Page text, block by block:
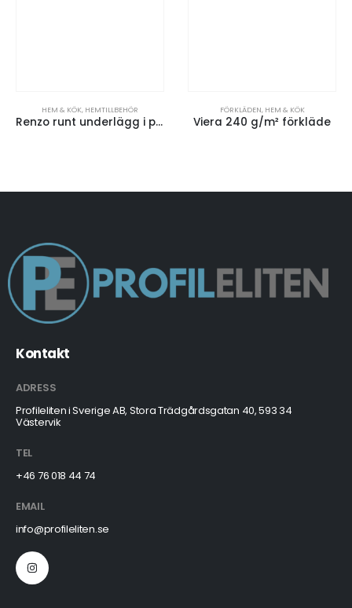
HEM & KÖK, HEMTILLBEHÖR
Renzo runt underlägg i plast
FÖRKLÄDEN, HEM & KÖK
Viera 240 g/m² förkläde
Kontakt
ADRESS
Profileliten i Sverige AB, Stora Trädgårdsgatan 40, 593 34
Västervik
TEL
+46 76 018 44 74
EMAIL
info@profileliten.se